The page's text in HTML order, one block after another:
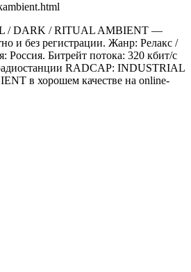
/ DARK / RITUAL AMBIENT —
и без регистрации. Жанр: Релакс /
Россия. Битрейт потока: 320 кбит/с
RADCAP: INDUSTRIAL
в хорошем качестве на online-